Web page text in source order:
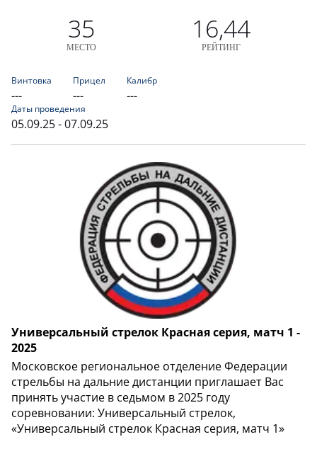
35
МЕСТО
16,44
РЕЙТИНГ
Винтовка
---
Прицел
---
Калибр
---
Даты проведения
05.09.25 - 07.09.25
Универсальный стрелок Красная серия, матч 1 -
2025
Московское региональное отделение Федерации
стрельбы на дальние дистанции приглашает Вас
принять участие в седьмом в 2025 году
соревновании: Универсальный стрелок,
«Универсальный стрелок Красная серия, матч 1»